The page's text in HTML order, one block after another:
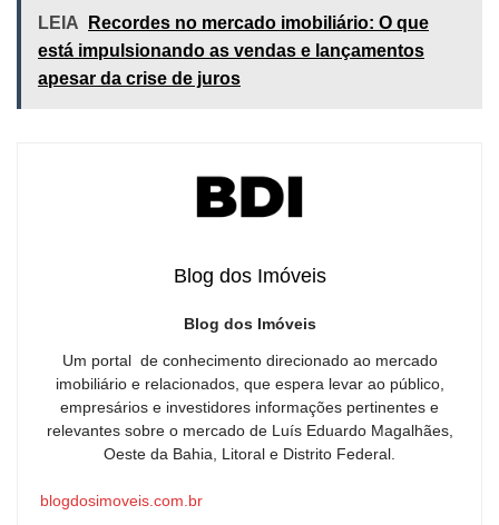
LEIA
Recordes no mercado imobiliário: O que
está impulsionando as vendas e lançamentos
apesar da crise de juros
Blog dos Imóveis
Blog dos Imóveis
Um portal de conhecimento direcionado ao mercado
imobiliário e relacionados, que espera levar ao público,
empresários e investidores informações pertinentes e
relevantes sobre o mercado de Luís Eduardo Magalhães,
Oeste da Bahia, Litoral e Distrito Federal.
blogdosimoveis.com.br